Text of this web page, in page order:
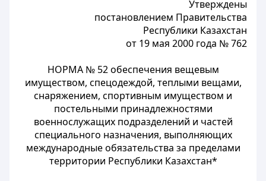
Утверждены
постановлением Правительства
Республики Казахстан
от 19 мая 2000 года № 762
НОРМА № 52 обеспечения вещевым
имуществом, спецодеждой, теплыми вещами,
снаряжением, спортивным имуществом и
постельными принадлежностями
военнослужащих подразделений и частей
специального назначения, выполняющих
международные обязательства за пределами
территории Республики Казахстан*